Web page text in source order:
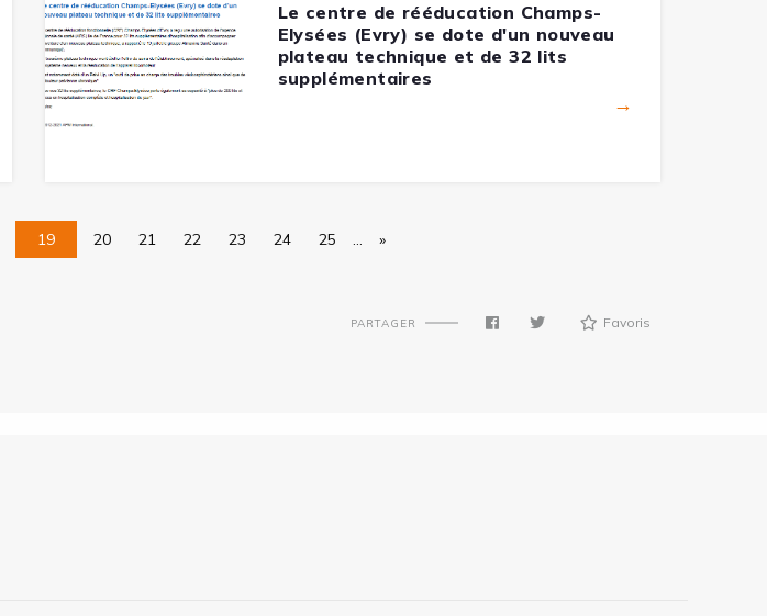
Le centre de rééducation Champs-
Elysées (Evry) se dote d'un nouveau
plateau technique et de 32 lits
supplémentaires
→
19 20 21 22 23 24 25 … »
PARTAGER Favoris